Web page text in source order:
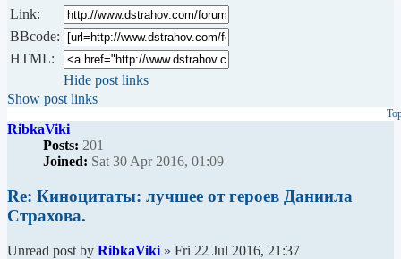
Link:
BBcode:
HTML:
Hide post links
Show post links
RibkaViki
Posts: 201
Joined: Sat 30 Apr 2016, 01:09
Re: Киноцитаты: лучшее от героев Даниила
Страхова.
Unread post by RibkaViki » Fri 22 Jul 2016, 21:37